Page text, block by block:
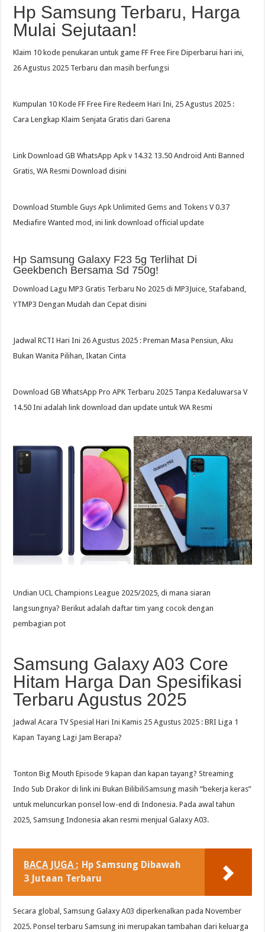
Hp Samsung Terbaru, Harga
Mulai Sejutaan!
Klaim 10 kode penukaran untuk game FF Free Fire Diperbarui hari ini,
26 Agustus 2025 Terbaru dan masih berfungsi
Kumpulan 10 Kode FF Free Fire Redeem Hari Ini, 25 Agustus 2025 :
Cara Lengkap Klaim Senjata Gratis dari Garena
Link Download GB WhatsApp Apk v 14.32 13.50 Android Anti Banned
Gratis, WA Resmi Download disini
Download Stumble Guys Apk Unlimited Gems and Tokens V 0.37
Mediafire Wanted mod, ini link download official update
Hp Samsung Galaxy F23 5g Terlihat Di
Geekbench Bersama Sd 750g!
Download Lagu MP3 Gratis Terbaru No 2025 di MP3Juice, Stafaband,
YTMP3 Dengan Mudah dan Cepat disini
Jadwal RCTI Hari Ini 26 Agustus 2025 : Preman Masa Pensiun, Aku
Bukan Wanita Pilihan, Ikatan Cinta
Download GB WhatsApp Pro APK Terbaru 2025 Tanpa Kedaluwarsa V
14.50 Ini adalah link download dan update untuk WA Resmi
Undian UCL Champions League 2025/2025, di mana siaran
langsungnya? Berikut adalah daftar tim yang cocok dengan
pembagian pot
Samsung Galaxy A03 Core
Hitam Harga Dan Spesifikasi
Terbaru Agustus 2025
Jadwal Acara TV Spesial Hari Ini Kamis 25 Agustus 2025 : BRI Liga 1
Kapan Tayang Lagi Jam Berapa?
Tonton Big Mouth Episode 9 kapan dan kapan tayang? Streaming
Indo Sub Drakor di link ini Bukan BilibiliSamsung masih “bekerja keras”
untuk meluncurkan ponsel low-end di Indonesia. Pada awal tahun
2025, Samsung Indonesia akan resmi menjual Galaxy A03.
BACA JUGA : Hp Samsung Dibawah
3 Jutaan Terbaru
Secara global, Samsung Galaxy A03 diperkenalkan pada November
2025. Ponsel terbaru Samsung ini merupakan tambahan dari keluarga